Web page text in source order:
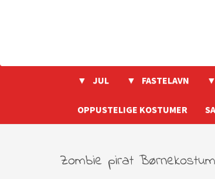
JUL FASTELAVN
OPPUSTELIGE KOSTUMER
Zombie pirat